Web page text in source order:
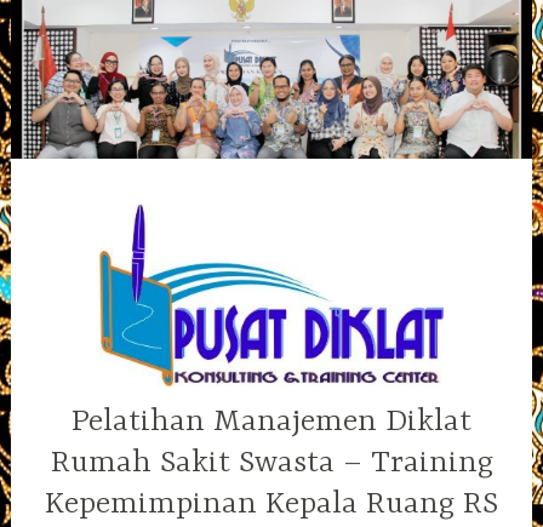
Skip
to
content
Pelatihan Manajemen Diklat
Rumah Sakit Swasta – Training
Kepemimpinan Kepala Ruang RS